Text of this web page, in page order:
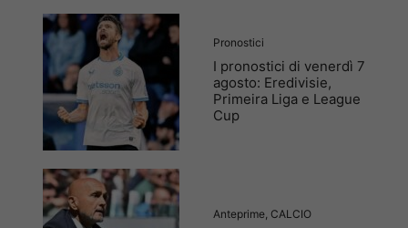
Pronostici
I pronostici di venerdì 7
agosto: Eredivisie,
Primeira Liga e League
Cup
Anteprime, CALCIO